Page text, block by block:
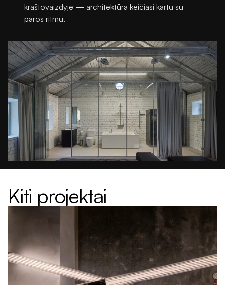
kraštovaizdyje — architektūra keičiasi kartu su
paros ritmu.
Kiti projektai